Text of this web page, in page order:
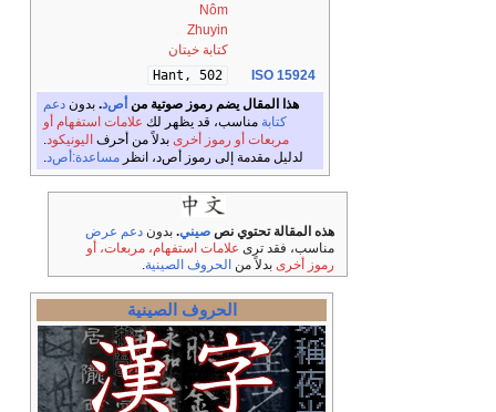
Nôm
Zhuyin
كتابة خيتان
ISO 15924
Hant, 502
هذا المقال يضم رموز صوتية من أص‌د.بدون دعم
كتابة مناسب، قد يظهر لك علامات استفهام أو
مربعات أو رموز أخرىبدلاً من أحرف اليونيكود.
لدليل مقدمة إلى رموز أص‌د، انظر مساعدة:أص‌د.
هذه المقالة تحتوي نص صيني.بدون دعم عرض
مناسب، فقد ترى علامات استفهام، مربعات، أو
رموز أخرى بدلاً من الحروف الصينية
الحروف الصينية